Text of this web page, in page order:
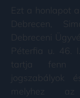
Ezt a honlapot
Debrecen,
Debreceni
Péterfia u. 46.
tartja fenn
jogszabályok
melyhez az